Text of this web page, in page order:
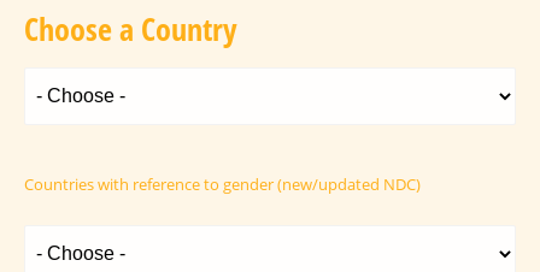
Choose a Country
Countries with reference to gender (new/updated NDC)